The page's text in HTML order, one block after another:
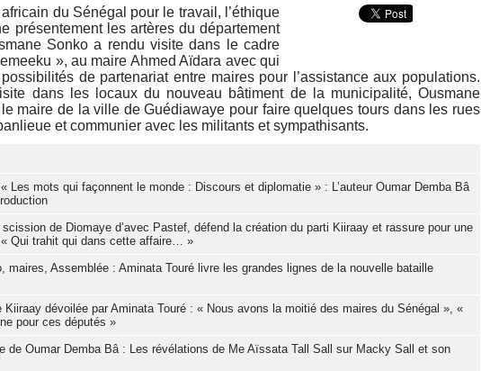
du Sénégal pour le travail, l’éthique
présentement les artères du département
Sonko a rendu visite dans le cadre
», au maire Ahmed Aïdara avec qui
de partenariat entre maires pour l’assistance aux populations.
dans les locaux du nouveau bâtiment de la municipalité, Ousmane
maire de la ville de Guédiawaye pour faire quelques tours dans les rues
et communier avec les militants et sympathisants.
Les mots qui façonnent le monde : Discours et diplomatie » : L’auteur Oumar Demba Bâ
de Diomaye d’avec Pastef, défend la création du parti Kiiraay et rassure pour une
« Qui trahit qui dans cette affaire… »
maires, Assemblée : Aminata Touré livre les grandes lignes de la nouvelle bataille
Kiiraay dévoilée par Aminata Touré : « Nous avons la moitié des maires du Sénégal », «
pour ces députés »
de Oumar Demba Bâ : Les révélations de Me Aïssata Tall Sall sur Macky Sall et son